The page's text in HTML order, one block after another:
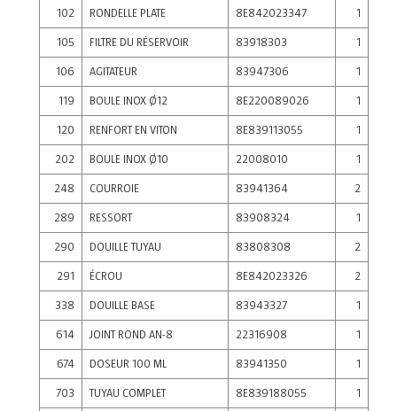
102 RONDELLE PLATE 8E842023347 1
105 FILTRE DU RÉSERVOIR 83918303 1
106 AGITATEUR 83947306 1
119 BOULE INOX Ø12 8E220089026 1
120 RENFORT EN VITON 8E839113055 1
202 BOULE INOX Ø10 22008010 1
248 COURROIE 83941364 2
289 RESSORT 83908324 1
290 DOUILLE TUYAU 83808308 2
291 ÉCROU 8E842023326 2
338 DOUILLE BASE 83943327 1
614 JOINT ROND AN-8 22316908 1
674 DOSEUR 100 ML 83941350 1
703 TUYAU COMPLET 8E839188055 1